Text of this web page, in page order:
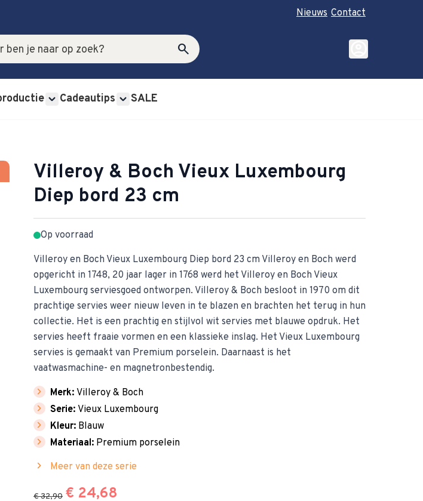
Nieuws Contact
search
Cadeautips SALE
account_circle
Villeroy & Boch Vieux Luxembourg
Diep bord 23 cm
Op voorraad
Villeroy en Boch Vieux Luxembourg Diep bord 23 cm Villeroy en Boch werd
opgericht in 1748, 20 jaar lager in 1768 werd het Villeroy en Boch Vieux
Luxembourg serviesgoed ontworpen. Villeroy & Boch besloot in 1970 om dit
prachtige servies weer nieuw leven in te blazen en brachten het terug in hun
collectie. Het is een prachtig en stijlvol wit servies met blauwe opdruk. Het
servies heeft fraaie vormen en een klassieke inslag. Het Vieux Luxembourg
servies is gemaakt van Premium porselein. Daarnaast is het
vaatwasmachine- en magnetronbestendig.
chevron_right Merk: Villeroy & Boch
chevron_right Serie: Vieux Luxembourg
chevron_right Kleur: Blauw
chevron_right Materiaal: Premium porselein
chevron_right Meer van deze serie
€ 32,90 € 24,68